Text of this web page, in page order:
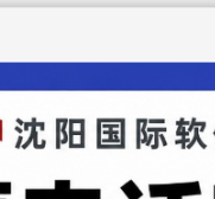
统一为混合动力（
时提供HEV和PHEV
采用E-Four（四驱
。